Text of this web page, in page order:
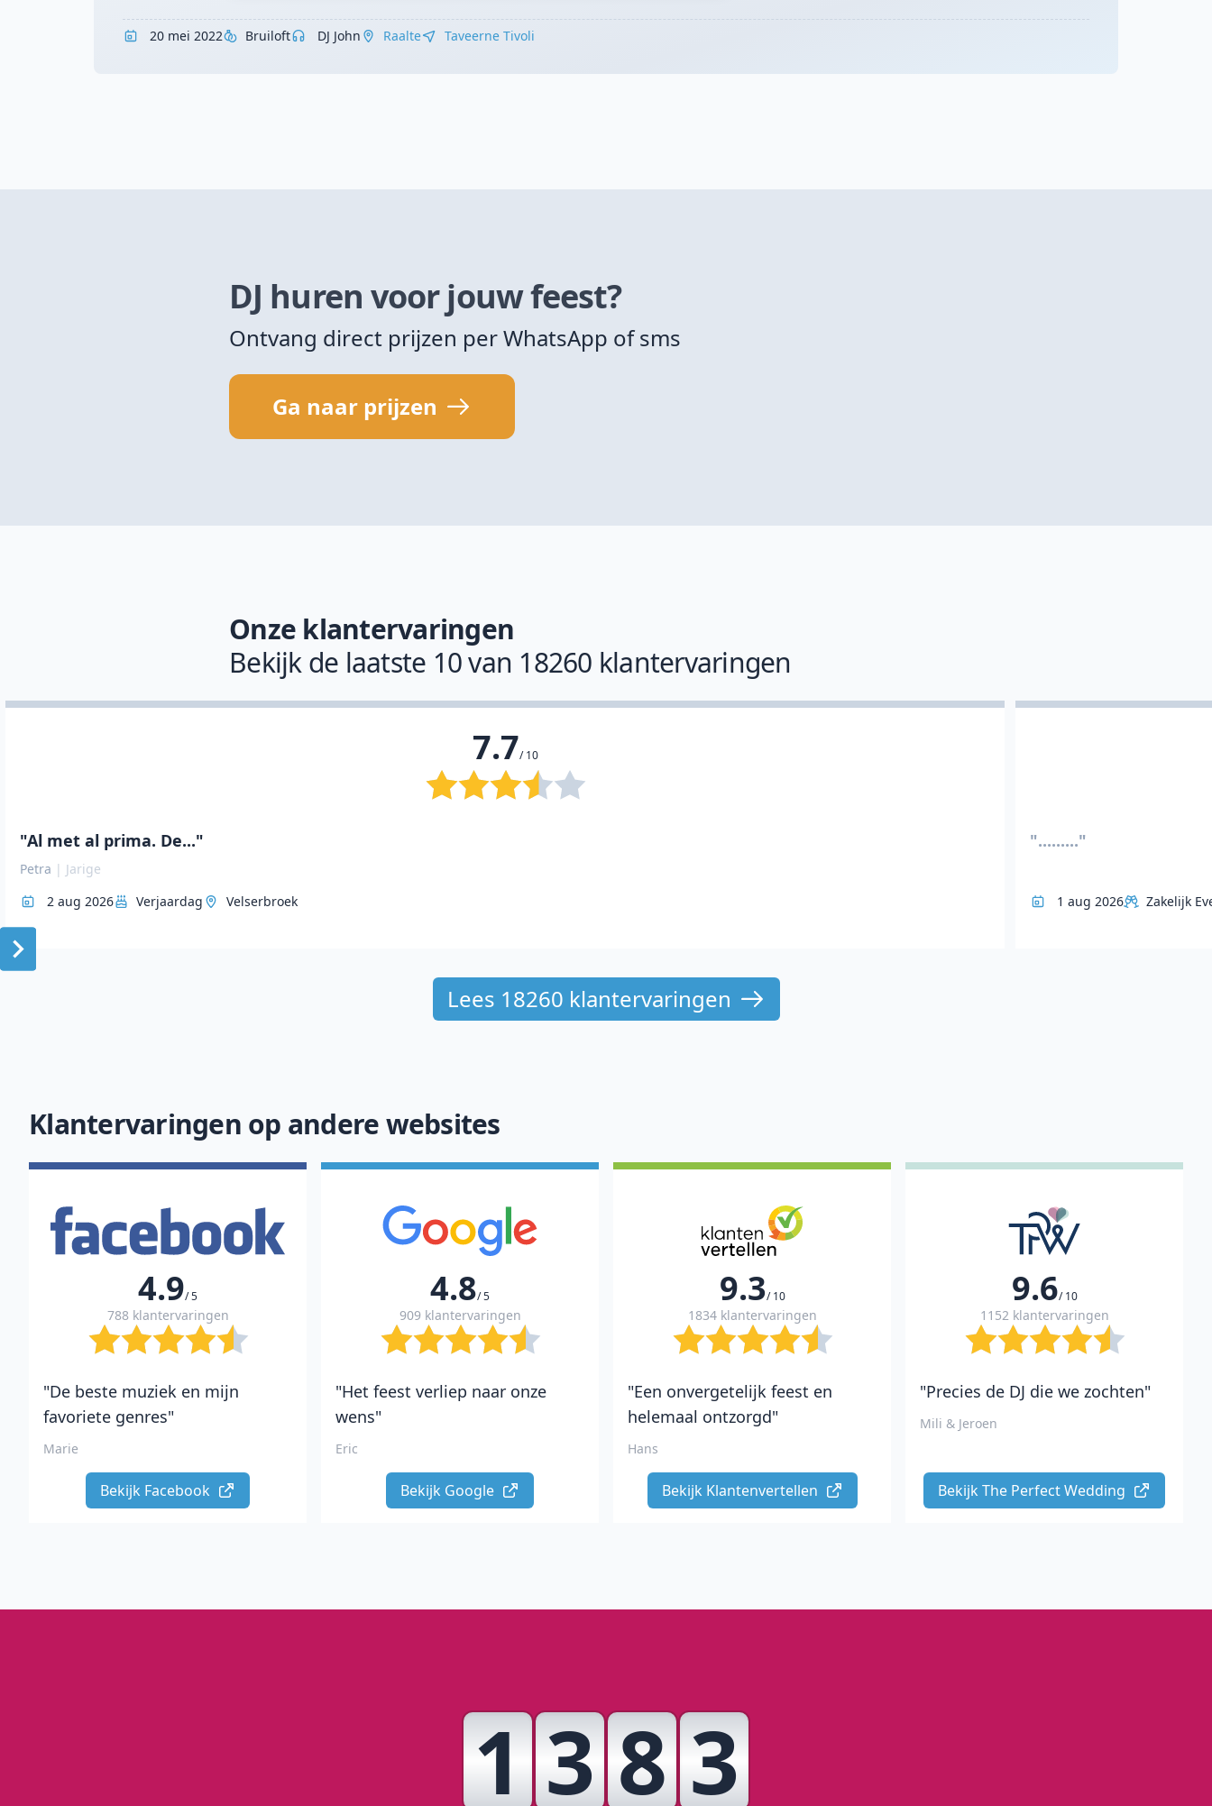
20 mei 2022 Bruiloft DJ John Raalte Taveerne Tivoli
DJ huren voor jouw feest?
Ontvang direct prijzen per WhatsApp of sms
Ga naar prijzen
Onze klantervaringen
Bekijk de laatste 10 van 18260 klantervaringen
7.7/ 10
"Al met al prima. De..."
Petra | Jarige
2 aug 2026
Verjaardag Velserbroek
"........."
1 aug 2026 Zakelijk
Item
Lees 18260 klantervaringen
Klantervaringen op andere websites
4.9/ 5
788 klantervaringen
"De beste muziek en mijn
favoriete genres"
Marie
Bekijk Facebook
4.8/ 5
909 klantervaringen
"Het feest verliep naar onze
wens"
Eric
Bekijk Google
9.3/ 10
1834 klantervaringen
"Een onvergetelijk feest en
helemaal ontzorgd"
Hans
Bekijk Klantenvertellen
9.6/ 10
1152 klantervaringen
"Precies de DJ die we zochten"
Mili & Jeroen
Bekijk The Perfect Wedding
1383